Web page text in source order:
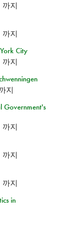
까지
까지
City
까지
지
Government's
까지
까지
까지
in